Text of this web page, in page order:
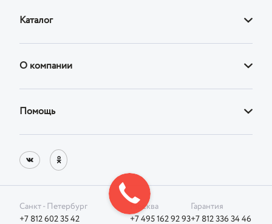
Каталог
Кресла
Стулья
Корпусная
О компании
Реквизиты
Блог
Фотографии клиентов
Помощь
Оплата
Санкт - Петербург
+7 812 602 35 42
Москва
+7 495 162 92 93
Гарантия
+7 812 336 34 46